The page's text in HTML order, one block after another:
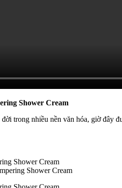
Shower Cream
trong nhiều nền văn hóa, giờ
Shower Cream